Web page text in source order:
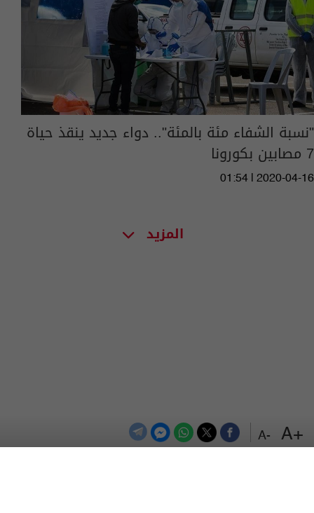
+A
-A
"نسبة الشفاء مئة بالمئة".. دواء جديد ينقذ حياة
7 مصابين بكورونا
01:54 | 2020-04-16
المزيد